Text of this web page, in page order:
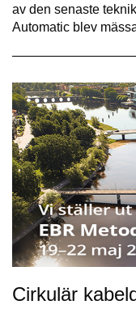
av den senaste
Automatic blev
Cirkulär